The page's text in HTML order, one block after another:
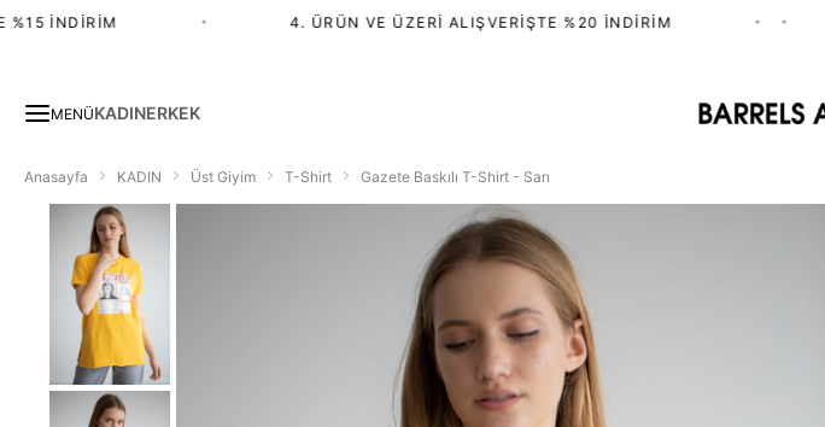
İNDIRIM 4. ÜRÜN VE ÜZERI ALIŞVERIŞTE %20 İNDIRIM •
MENÜKADINERKEK
Anasayfa KADIN Üst Giyim T-Shirt Gazete Baskılı T-Shirt - Sarı